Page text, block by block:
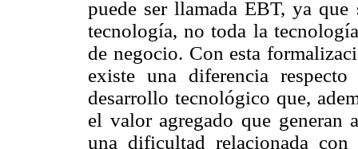
puede ser llamada EBT, ya
tecnología, no toda la
de negocio. Con esta
existe una diferencia
desarrollo tecnológico que,
el valor agregado que generan
una dificultad relacionada